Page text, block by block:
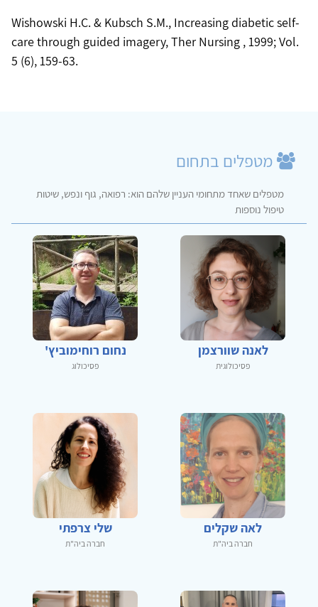
Wishowski H.C. & Kubsch S.M., Increasing diabetic self-
care through guided imagery, Ther Nursing , 1999; Vol.
5 (6), 159-63.
מטפלים בתחום
מטפלים שאחד מתחומי העניין שלהם הוא: רפואה, גוף ונפש, שיטות
טיפול נוספות
לאנה שוורצמן
פסיכולוגית
נחום רוחימוביץ'
פסיכולוג
לאה שקלים
חברה ביה"ת
שלי צרפתי
חברה ביה"ת